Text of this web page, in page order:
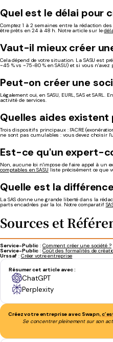
Quel est le délai pour
Comptez 1 à 2 semaines entre la rédaction
être prêts en 24 à 48 h. Notre article sur le
Vaut-il mieux créer
Cela dépend de votre situation. La SASU est
~45 % vs ~75-80 % en SASU) et si vous
Peut-on créer une
Légalement oui, en SASU, EURL, SAS et
activité de services.
Quelles aides
Trois dispositifs principaux : l'ACRE
ne sont pas cumulables : vous devez choisir
Est-ce qu'un expert-
Non, aucune loi n'impose de faire appel à un
comptables en SASU liste précisément ce que
Quelle est la
La SAS donne une grande liberté dans la
parts encadrées par la loi. Notre comparatif
Sources et
Service-Public : Comment créer une société ?
Service-Public : Coût des formalités de
Urssaf : Créer votre entreprise
Résumer cet article avec :
ChatGPT
Perplexity
Créez votre entreprise avec Swapn,
Se concentrer pleinement sur son